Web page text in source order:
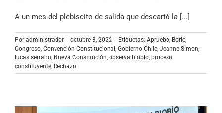
A un mes del plebiscito de salida que descartó la [...]
Por administrador | octubre 3, 2022 | Etiquetas: Apruebo Boric
Congreso Convención Constitucional Gobierno Chile Jeanne Simon
lucas serrano Nueva Constitución observa biobío proceso
constituyente Rechazo